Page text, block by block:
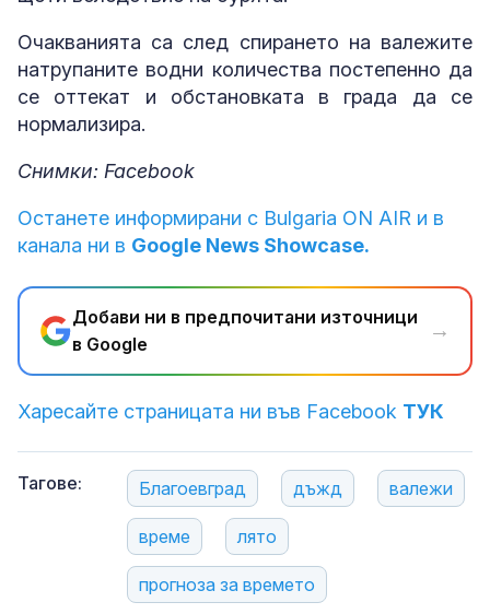
Очакванията са след спирането на валежите
натрупаните водни количества постепенно да
се оттекат и обстановката в града да се
нормализира.
Снимки: Facebook
Останете информирани с Bulgaria ON AIR и в
канала ни в Google News Showcase.
Добави ни в предпочитани източници
в Google
→
Харесайте страницата ни във Facebook ТУК
Тагове: Благоевград дъжд валежи
време лято
прогноза за времето